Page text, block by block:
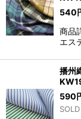
540
商品
エス
播州
590